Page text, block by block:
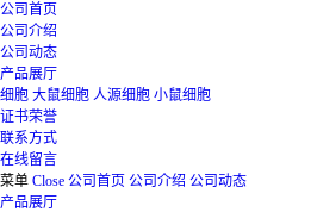
公司首页
公司介绍
公司动态
产品展厅
细胞 大鼠细胞 人源细胞 小鼠细胞
证书荣誉
联系方式
在线留言
菜单 Close 公司首页 公司介绍 公司动态
产品展厅